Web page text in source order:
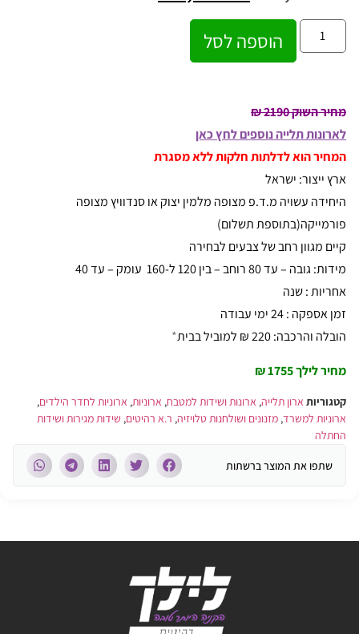
הוספה לסל
מחיר השוק 2190 ₪
לארונות תלייה נוספים לחץ כאן
המחיר הוא לדלתות חלקות ללא מסגרת
ארץ ייצור: ישראל
היחידה עשויה מ.ד.פ מצופה מלמין יצוק או סנדוויץ מצופה
פורמייקה(בתוספת תשלום)
קיים מגוון רחב של צבעים לבחירה
מידות: גובה – עד 80 רוחב – בין 120 ל-160 עומק – עד 40
אחריות : שנה
זמן אספקה : 24 ימי עבודה
הובלה והרכבה: 220 ₪ למוביל בבית
*
מחיר לילך 1755 ₪
קטגוריות ארון תלייה, ארונות ושידות למטבח, ארוניות, ארוניות לחדר הילדים,
ארוניות למשרד, מזנונים ושולחנות טלויזיה, ר.א רהיטים, שידות מגירות ושידות
החתלה
שתפו את המוצר ברשתות